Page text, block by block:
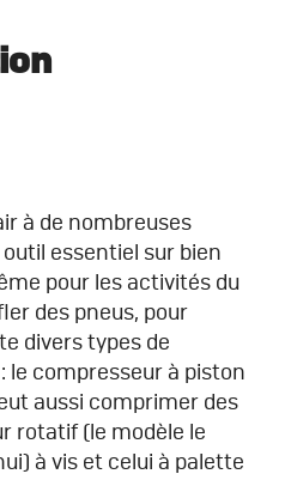
à de nombreuses
outil essentiel sur bien
pour les activités du
des pneus, pour
divers types de
le compresseur à piston
aussi comprimer des
rotatif (le modèle le
à vis et celui à palette